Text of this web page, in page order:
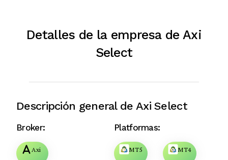
Detalles de la empresa de Axi
Select
Descripción general de Axi Select
Broker:
Axi
Platformas:
MT5 MT4